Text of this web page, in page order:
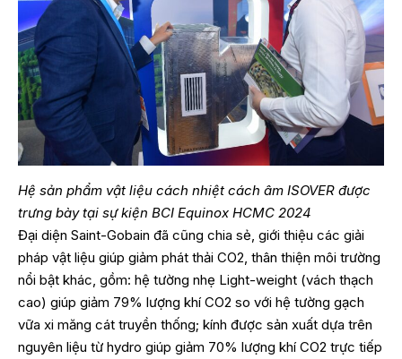
Hệ sản phẩm vật liệu cách nhiệt cách âm ISOVER được
trưng bày tại sự kiện BCI Equinox HCMC 2024
Đại diện Saint-Gobain đã cũng chia sẻ, giới thiệu các giải
pháp vật liệu giúp giảm phát thải CO2, thân thiện môi trường
nổi bật khác, gồm: hệ tường nhẹ Light-weight (vách thạch
cao) giúp giảm 79% lượng khí CO2 so với hệ tường gạch
vữa xi măng cát truyền thống; kính được sản xuất dựa trên
nguyên liệu từ hydro giúp giảm 70% lượng khí CO2 trực tiếp